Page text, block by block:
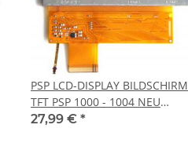
PSP LCD-DISPLAY BILDSCHIRM
TFT PSP 1000 - 1004 NEU
Playstation Portable
27,99 € *